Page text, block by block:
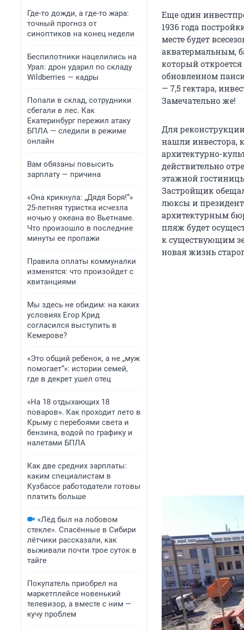
Где-то дожди, а где-то жара:
точный прогноз от
синоптиков на конец недели
Беспилотники нацелились на
Урал: дрон ударил по складу
Wildberries — кадры
Попали в склад, сотрудники
сбегали в лес. Как
Екатеринбург пережил атаку
БПЛА — следили в режиме
онлайн
Вам обязаны повысить
зарплату — причина
«Она крикнула: „Дядя Боря!“»
25-летняя туристка исчезла
ночью у океана во Вьетнаме.
Что произошло в последние
минуты ее пропажи
Правила оплаты коммуналки
изменятся: что произойдет с
квитанциями
Мы здесь не обидим: на каких
условиях Егор Крид
согласился выступить в
Кемерове?
«Это общий ребенок, а не „муж
помогает“»: истории семей,
где в декрет ушел отец
«На 18 отдыхающих 18
поваров». Как проходит лето в
Крыму с перебоями света и
бензина, водой по графику и
налетами БПЛА
Как две средних зарплаты:
каким специалистам в
Кузбассе работодатели готовы
платить больше
«Лёд был на лобовом
стекле». Спасённые в Сибири
лётчики рассказали, как
выживали почти трое суток в
тайге
Покупатель приобрел на
маркетплейсе новенький
телевизор, а вместе с ним —
кучу проблем
Еще один
1936 года
месте будет
акватермальным,
который
обновленном
— 7,5 гектара,
Замечательно же!
Для
нашли инвестора,
архитектурно-
действительно
этажной
Застройщик
люксы и
архитектурным
пляж будет
к существующим
новая жизнь